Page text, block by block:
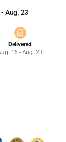
Aug. 23
Delivered
16 - Aug. 23